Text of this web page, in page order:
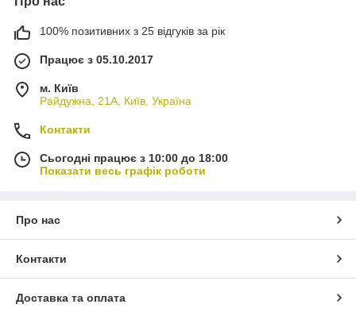
100% позитивних з 25 відгуків за рік
Працює з 05.10.2017
м. Київ
Райдужна, 21А, Київ, Україна
Контакти
Сьогодні працює з 10:00 до 18:00
Показати весь графік роботи
Про нас
Контакти
Доставка та оплата